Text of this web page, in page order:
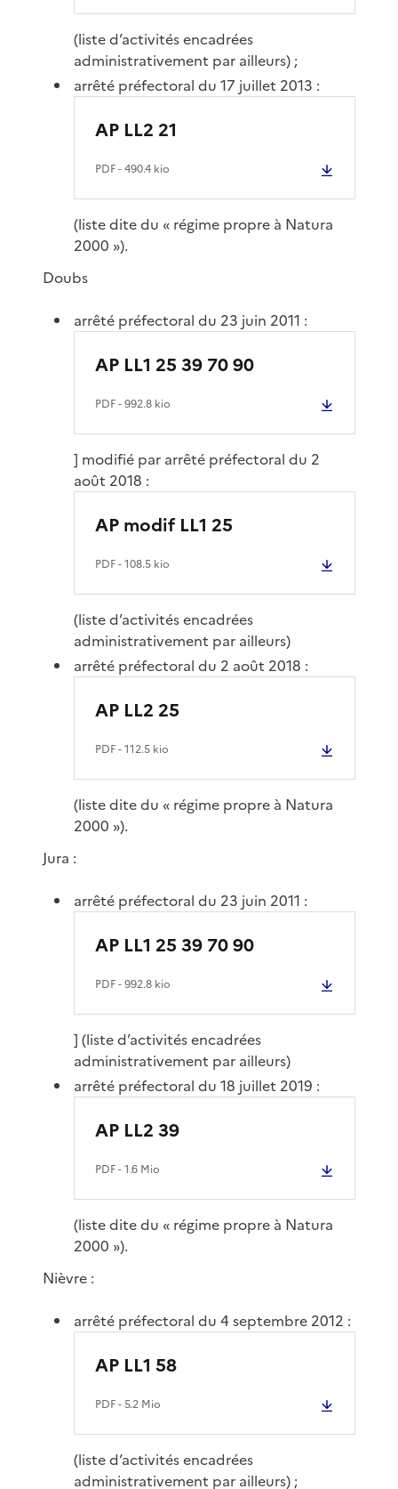
(liste d’activités encadrées
administrativement par ailleurs) ;
arrêté préfectoral du 17 juillet 2013 :
AP LL2 21
PDF- 490.4 kio
(liste dite du « régime propre à Natura
2000 »).
Doubs
arrêté préfectoral du 23 juin 2011 :
AP LL1 25 39 70 90
PDF- 992.8 kio
] modifié par arrêté préfectoral du 2
août 2018 :
AP modif LL1 25
PDF- 108.5 kio
(liste d’activités encadrées
administrativement par ailleurs)
arrêté préfectoral du 2 août 2018 :
AP LL2 25
PDF- 112.5 kio
(liste dite du « régime propre à Natura
2000 »).
Jura :
arrêté préfectoral du 23 juin 2011 :
AP LL1 25 39 70 90
PDF- 992.8 kio
] (liste d’activités encadrées
administrativement par ailleurs)
arrêté préfectoral du 18 juillet 2019 :
AP LL2 39
PDF- 1.6 Mio
(liste dite du « régime propre à Natura
2000 »).
Nièvre :
arrêté préfectoral du 4 septembre 2012 :
AP LL1 58
PDF- 5.2 Mio
(liste d’activités encadrées
administrativement par ailleurs) ;